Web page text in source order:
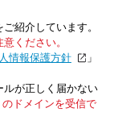
紹介しています。
ください。
情報保護方針
」
ルが正しく届かない
のドメインを受信で